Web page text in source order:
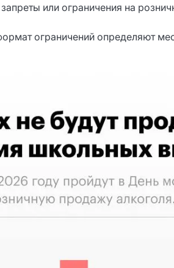
или ограничения на
ограничений определяют